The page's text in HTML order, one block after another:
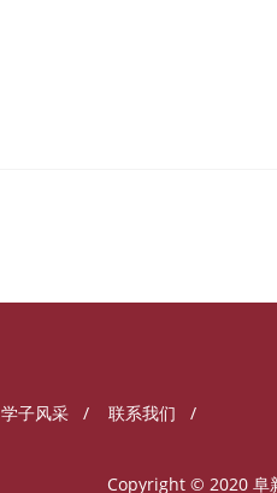
学子风采 / 联系我们 /
Copyright © 2020 阜